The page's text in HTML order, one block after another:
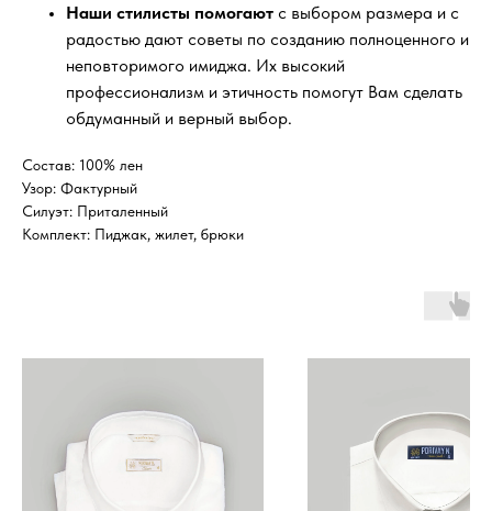
Наши стилисты помогают с выбором размера и с
радостью дают советы по созданию полноценного и
неповторимого имиджа. Их высокий
профессионализм и этичность помогут Вам сделать
обдуманный и верный выбор.
Состав: 100% лен
Узор: Фактурный
Силуэт: Приталенный
Комплект: Пиджак, жилет, брюки